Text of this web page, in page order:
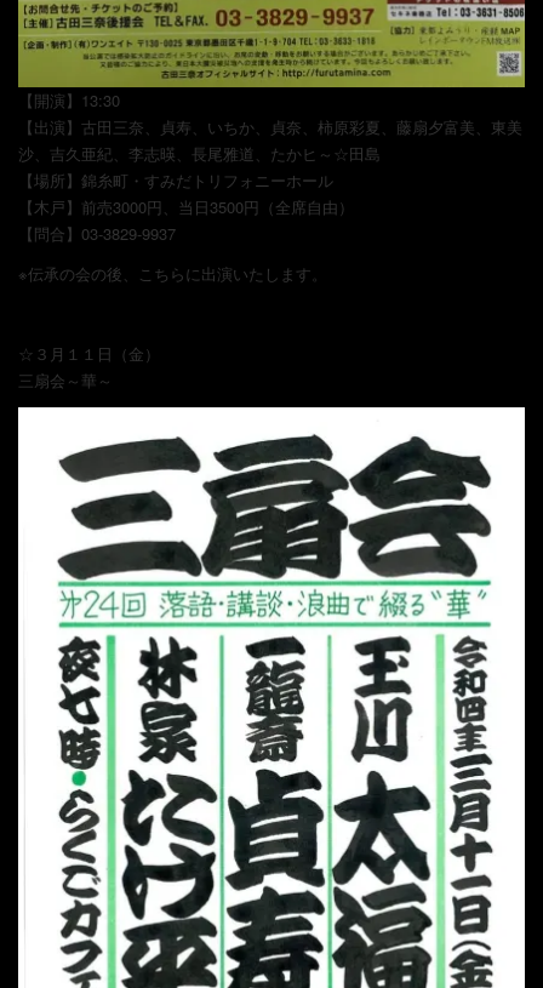
【開演】13:30
【出演】古田三奈、貞寿、いちか、貞奈、柿原彩夏、藤扇夕富美、東美
沙、吉久亜紀、李志暎、長尾雅道、たかヒ～☆田島
【場所】錦糸町・すみだトリフォニーホール
【木戸】前売3000円、当日3500円（全席自由）
【問合】03-3829-9937
※伝承の会の後、こちらに出演いたします。
☆３月１１日（金）
三扇会～華～